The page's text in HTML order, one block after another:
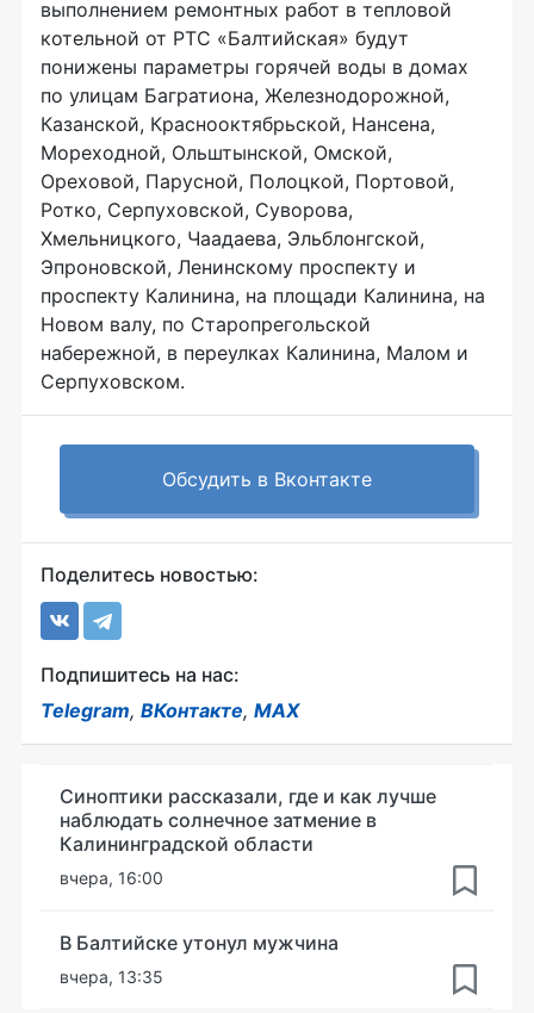
выполнением ремонтных работ в тепловой
котельной от РТС «Балтийская» будут
понижены параметры горячей воды в домах
по улицам Багратиона, Железнодорожной,
Казанской, Краснооктябрьской, Нансена,
Мореходной, Ольштынской, Омской,
Ореховой, Парусной, Полоцкой, Портовой,
Ротко, Серпуховской, Суворова,
Хмельницкого, Чаадаева, Эльблонгской,
Эпроновской, Ленинскому проспекту и
проспекту Калинина, на площади Калинина, на
Новом валу, по Старопрегольской
набережной, в переулках Калинина, Малом и
Серпуховском.
Обсудить в Вконтакте
Поделитесь новостью:
Подпишитесь на нас:
Telegram, ВКонтакте, MAX
Синоптики рассказали, где и как лучше
наблюдать солнечное затмение в
Калининградской области
вчера, 16:00
В Балтийске утонул мужчина
вчера, 13:35